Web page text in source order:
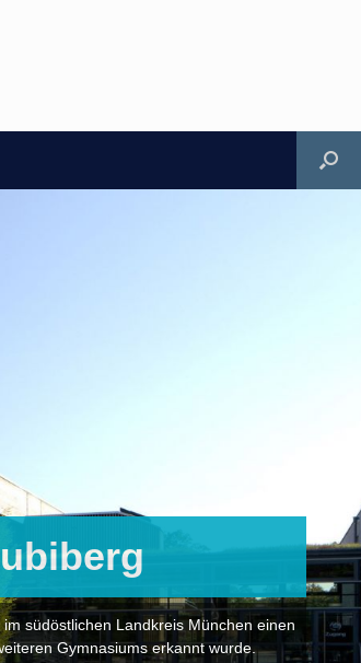
südöstlichen Landkreis München einen
Gymnasiums erkannt wurde.